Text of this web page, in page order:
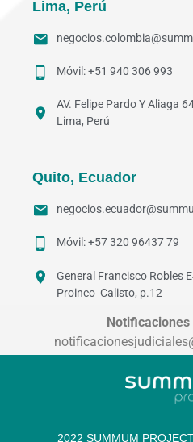
Lima, Perú
Móvil: +51 940 306 993
AV. Felipe Pardo Y Aliaga
Lima, Perú
Quito, Ecuador
Móvil: +57 320 96437 79
General Francisco Robles
Proinco Calisto, p.12
2022 SUMMUM